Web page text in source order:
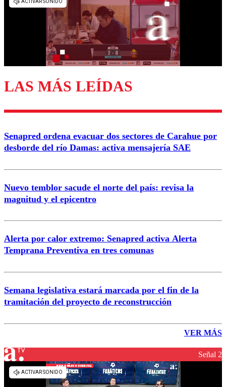
diálogo respetuoso.
Enviar comentario
LAS MÁS LEÍDAS
Senapred ordena evacuar dos sectores de Carahue por
desborde del río Damas: activa mensajería SAE
Nuevo temblor sacude el norte del país: revisa la
magnitud y el epicentro
Alerta por calor extremo: Senapred activa Alerta
Temprana Preventiva en tres comunas
Semana legislativa estará marcada por el fin de la
tramitación del proyecto de reconstrucción
VER MÁS
Señal 2